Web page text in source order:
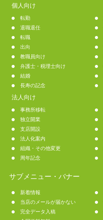
個人向け
転勤
退職退任
転職
出向
教職員向け
弁護士・税理士向け
結婚
長寿の記念
法人向け
事務所移転
独立開業
支店開設
法人化案内
組織・その他変更
周年記念
サブメニュー・バナー
新着情報
当店のメールが届かない
完全データ入稿